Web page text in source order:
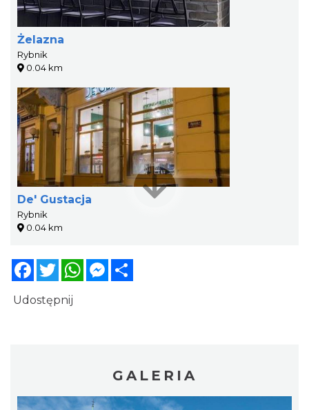
Żelazna
Rybnik
0.04 km
De' Gustacja
Rybnik
0.04 km
FacebookTwitterWhatsAppMessenger
Udostępnij
GALERIA